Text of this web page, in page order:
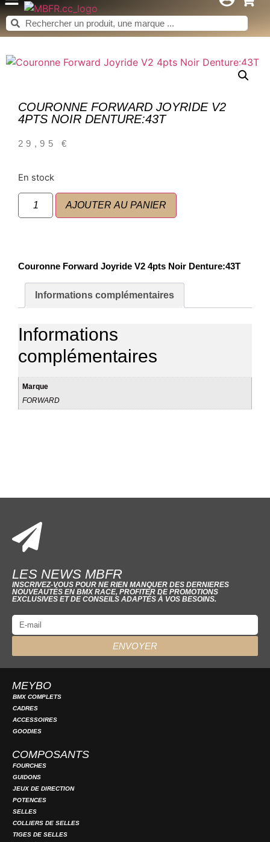
COURONNE FORWARD JOYRIDE V2
4PTS NOIR DENTURE:43T
29,95€
En stock
AJOUTER AU PANIER
Couronne Forward Joyride V2 4pts Noir Denture:43T
Informations complémentaires
Informations
complémentaires
Marque
FORWARD
LES NEWS MBFR
INSCRIVEZ-VOUS POUR NE RIEN MANQUER DES DERNIERES
NOUVEAUTÉS EN BMX RACE, PROFITER DE PROMOTIONS
EXCLUSIVES ET DE CONSEILS ADAPTÉS À VOS BESOINS.
ENVOYER
MEYBO
BMX COMPLETS
CADRES
ACCESSOIRES
GOODIES
COMPOSANTS
FOURCHES
GUIDONS
JEUX DE DIRECTION
POTENCES
SELLES
COLLIERS DE SELLES
TIGES DE SELLES